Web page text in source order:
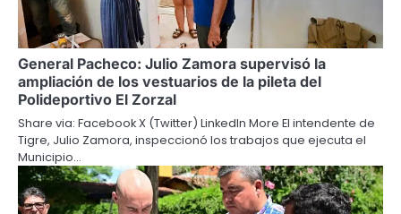
General Pacheco: Julio Zamora supervisó la
ampliación de los vestuarios de la pileta del
Polideportivo El Zorzal
Share via: Facebook X (Twitter) LinkedIn More El intendente de
Tigre, Julio Zamora, inspeccionó los trabajos que ejecuta el
Municipio…